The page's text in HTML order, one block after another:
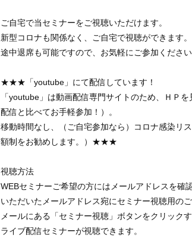
ご自宅で当セミナーをご視聴いただけます。
新型コロナも関係なく、ご自宅で視聴ができます。
途中退席も可能ですので、お気軽にご参加ください
★★★「youtube」にて配信しています！
「youtube」は動画配信専門サイトのため、ＨＰ
配信と比べてお手軽参加！）。
移動時間なし、（ご自宅参加なら）コロナ感染リ
額制をお勧めします。）★★★
視聴方法
WEBセミナーご希望の方にはメールアドレスを確
いただいたメールアドレス宛にセミナー視聴用の
メールにある「セミナー視聴」ボタンをクリックす
ライブ配信セミナーが視聴できます。